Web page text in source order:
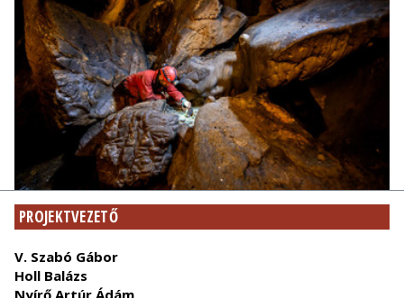
PROJEKTVEZETŐ
V. Szabó Gábor
Holl Balázs